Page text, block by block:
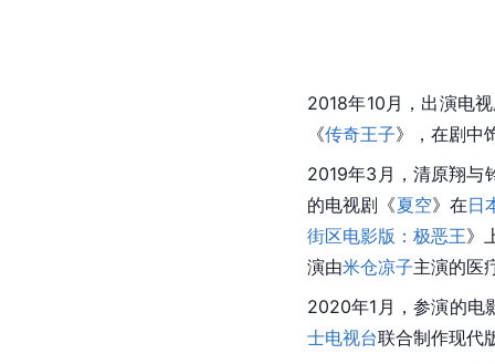
2018年10月，出演电
《传奇王子》，在剧中
2019年3月，清原翔与
的电视剧《夏空》在日
街区电影版：极恶王》
演由米仓凉子主演的医
2020年1月，参演的电
士电视台联合制作现代